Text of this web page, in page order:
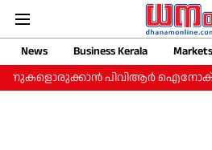
News Business Kerala Markets
പിവിആര്‍ ഐനോക്‌സ്;